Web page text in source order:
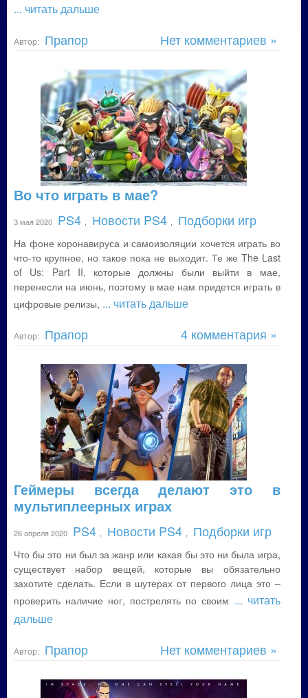
... читать дальше
Автор: Прапор Нет комментариев »
Во что играть в мае?
3 мая 2020 PS4 Новости PS4 Подборки игр
На фоне коронавируса и самоизоляции хочется играть во
что-то крупное, но такое пока не выходит. Те же The Last
of Us: Part II, которые должны были выйти в мае,
перенесли на июнь, поэтому в мае нам придется играть в
цифровые релизы, ... читать дальше
Автор: Прапор 4 комментария »
Геймеры всегда делают это в
мультиплеерных играх
26 апреля 2020 PS4 Новости PS4 Подборки игр
Что бы это ни был за жанр или какая бы это ни была игра,
существует набор вещей, которые вы обязательно
захотите сделать. Если в шутерах от первого лица это –
проверить наличие ног, пострелять по своим ... читать
дальше
Автор: Прапор Нет комментариев »